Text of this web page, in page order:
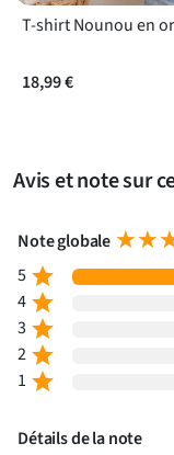
de son rôle dans
quotidien. Ce
attentionnée de
T-shirt Nounou en
18,99 €
Avis et note sur
Note globale
5 star
4 star
3 star
2 star
1 star
Détails de la note